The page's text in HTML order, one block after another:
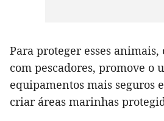
Para proteger esses
com pescadores, promove o
equipamentos mais seguros
criar áreas marinhas